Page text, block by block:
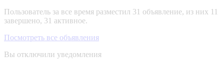
Пользователь за все время разместил 31 объявление, из них 11
завершено, 31 активное.
Посмотреть все объявления
Вы отключили уведомления